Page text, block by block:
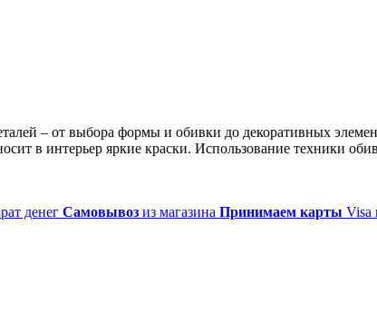
– от выбора формы и обивки до декоративных
в интерьер яркие краски. Использование техники
денег Самовывоз из магазина Принимаем карты Visa